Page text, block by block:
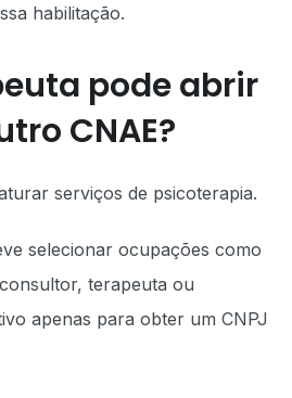
habilitação.
pode abrir
CNAE?
serviços de psicoterapia.
selecionar ocupações como
terapeuta ou
apenas para obter um CNPJ